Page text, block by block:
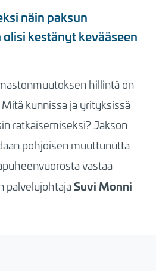
näin paksun
kestänyt kevääseen
hillintä on
kunnissa ja yrityksissä
ratkaisemiseksi? Jakson
pohjoisen muuttunutta
vastaa
palvelujohtajaSuvi Monni